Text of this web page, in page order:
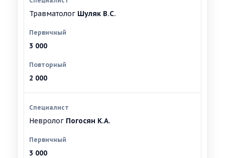
Травматолог Шуляк В.С.
3 000
2 000
Невролог Погосян К.А.
3 000